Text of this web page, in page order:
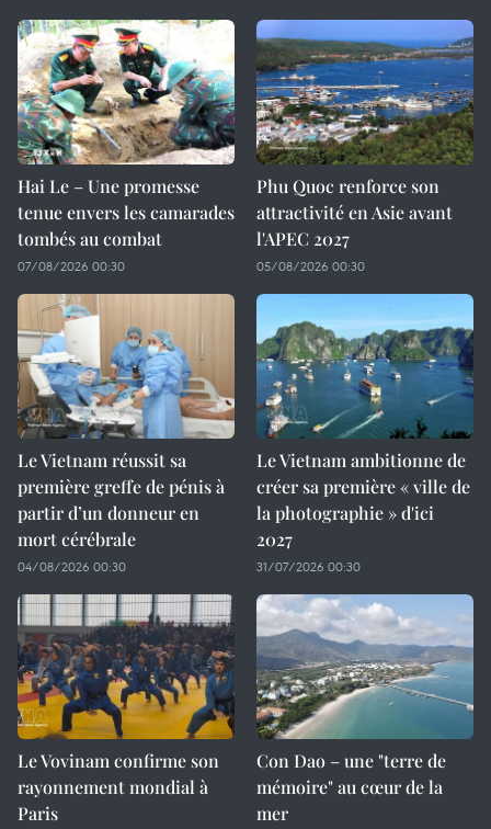
Hai Le – Une promesse
tenue envers les camarades
tombés au combat
07/08/2026 00:30
Phu Quoc renforce son
attractivité en Asie avant
l'APEC 2027
05/08/2026 00:30
Le Vietnam réussit sa
première greffe de pénis à
partir d’un donneur en
mort cérébrale
04/08/2026 00:30
Le Vietnam ambitionne de
créer sa première « ville de
la photographie » d'ici
2027
31/07/2026 00:30
Le Vovinam confirme son
rayonnement mondial à
Paris
Con Dao – une "terre de
mémoire" au cœur de la
mer